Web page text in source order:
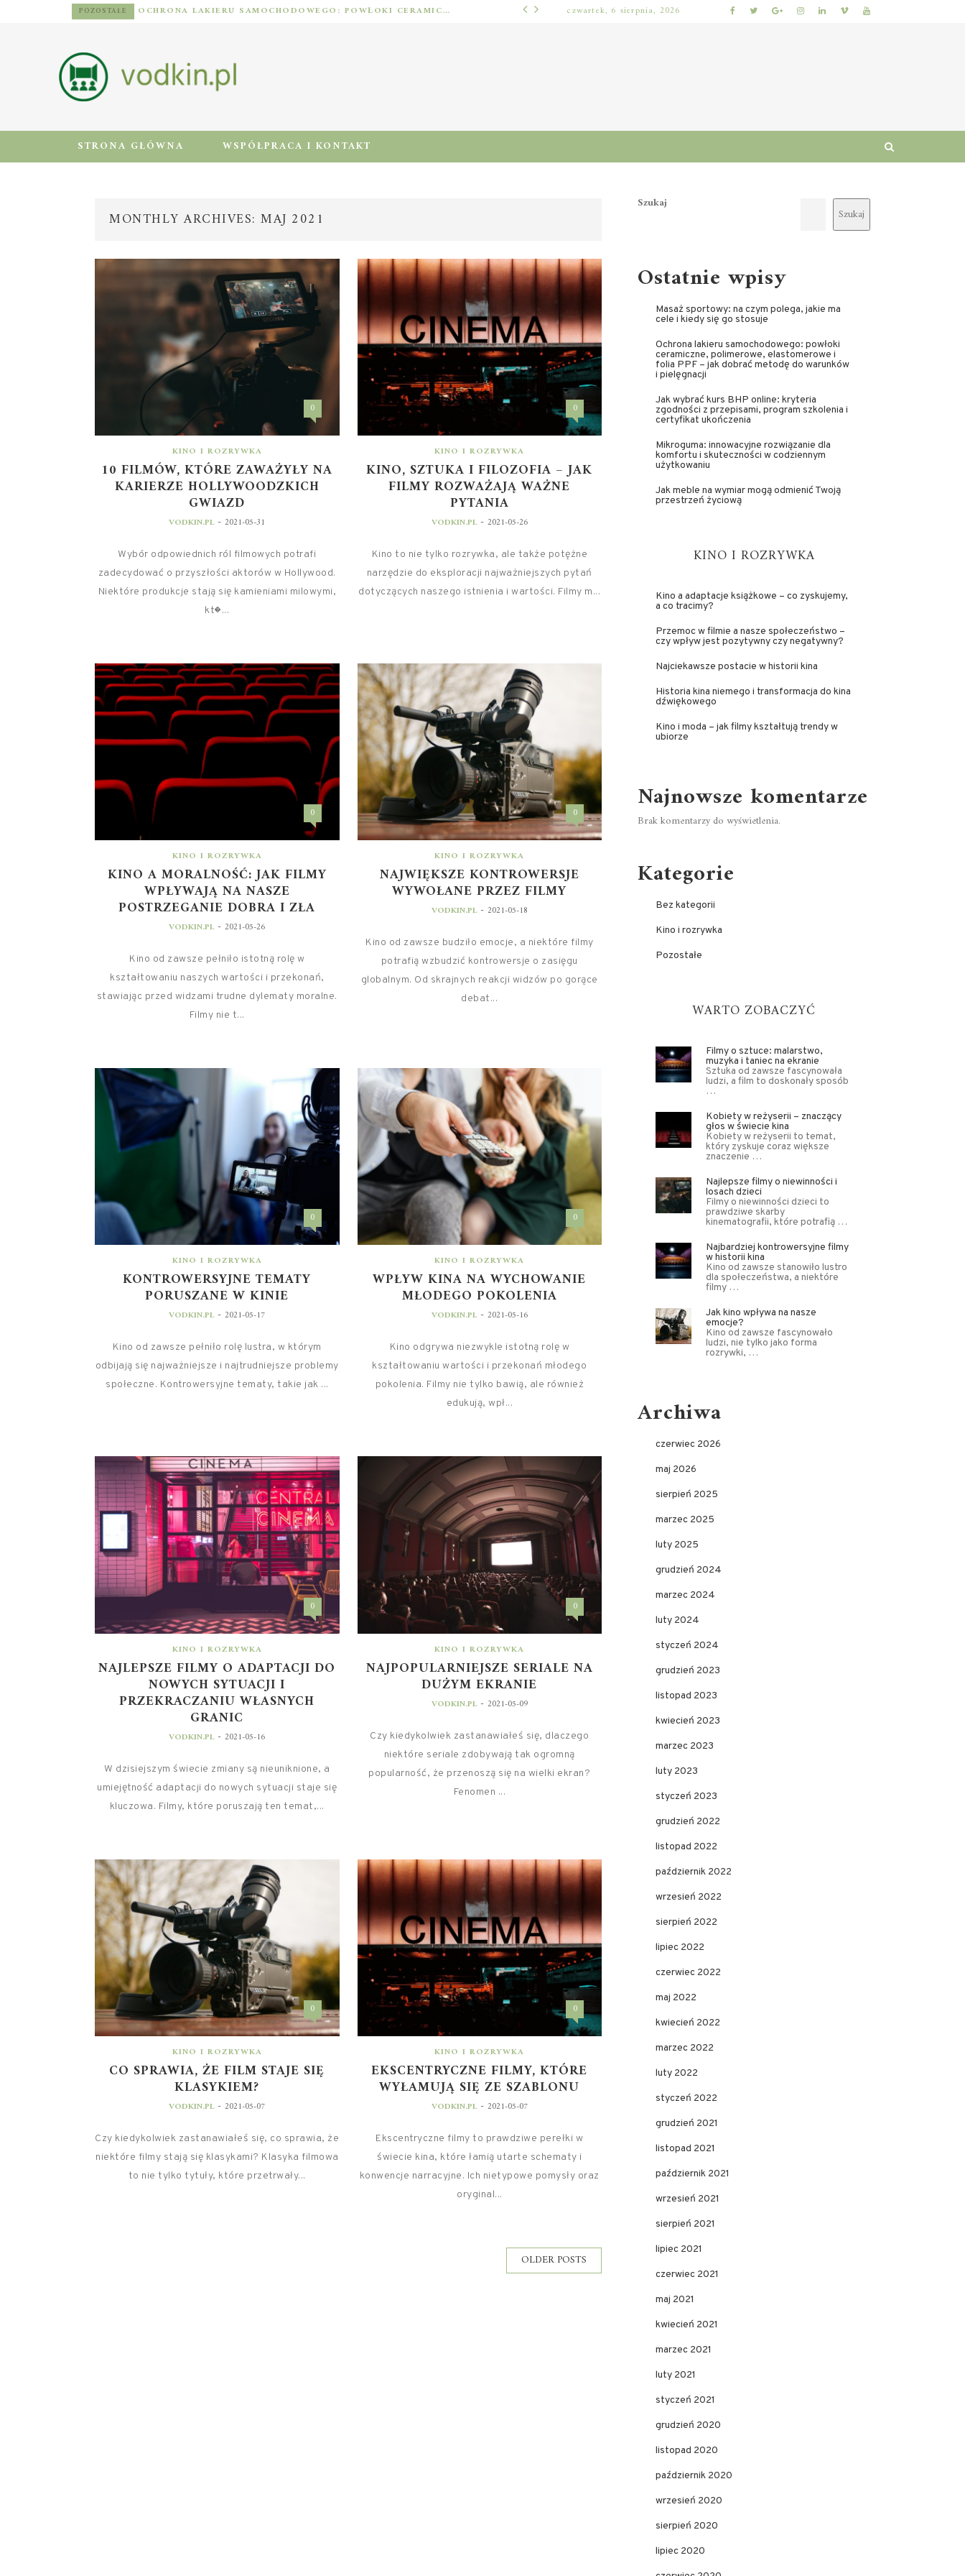
POZOSTAŁE OCHRONA LAKIERU SAMOCHODOWEGO: POWŁOKI CERAMICZNE, POLIMEROWE, ELASTOMEROWE I FOLIA PPF – JAK DOBRAĆ METODĘ DO WARUNKÓW I PIELĘGNACJI BEZ KATEGORII
czwartek, 6 sierpnia, 2026
STRONA GŁÓWNA WSPÓŁPRACA I KONTAKT
MONTHLY ARCHIVES: MAJ 2021
0
KINO I ROZRYWKA
10 FILMÓW, KTÓRE ZAWAŻYŁY NA
KARIERZE HOLLYWOODZKICH
GWIAZD
VODKIN.PL - 2021-05-31
Wybór odpowiednich ról filmowych potrafi
zadecydować o przyszłości aktorów w Hollywood.
Niektóre produkcje stają się kamieniami milowymi,
kt�...
0
KINO I ROZRYWKA
KINO, SZTUKA I FILOZOFIA – JAK
FILMY ROZWAŻAJĄ WAŻNE
PYTANIA
VODKIN.PL - 2021-05-26
Kino to nie tylko rozrywka, ale także potężne
narzędzie do eksploracji najważniejszych pytań
dotyczących naszego istnienia i wartości. Filmy m...
0
KINO I ROZRYWKA
KINO A MORALNOŚĆ: JAK FILMY
WPŁYWAJĄ NA NASZE
POSTRZEGANIE DOBRA I ZŁA
VODKIN.PL - 2021-05-26
Kino od zawsze pełniło istotną rolę w
kształtowaniu naszych wartości i przekonań,
stawiając przed widzami trudne dylematy moralne.
Filmy nie t...
0
KINO I ROZRYWKA
NAJWIĘKSZE KONTROWERSJE
WYWOŁANE PRZEZ FILMY
VODKIN.PL - 2021-05-18
Kino od zawsze budziło emocje, a niektóre filmy
potrafią wzbudzić kontrowersje o zasięgu
globalnym. Od skrajnych reakcji widzów po gorące
debat...
0
KINO I ROZRYWKA
KONTROWERSYJNE TEMATY
PORUSZANE W KINIE
VODKIN.PL - 2021-05-17
Kino od zawsze pełniło rolę lustra, w którym
odbijają się najważniejsze i najtrudniejsze problemy
społeczne. Kontrowersyjne tematy, takie jak ...
0
KINO I ROZRYWKA
WPŁYW KINA NA WYCHOWANIE
MŁODEGO POKOLENIA
VODKIN.PL - 2021-05-16
Kino odgrywa niezwykle istotną rolę w
kształtowaniu wartości i przekonań młodego
pokolenia. Filmy nie tylko bawią, ale również
edukują, wpł...
0
KINO I ROZRYWKA
NAJLEPSZE FILMY O ADAPTACJI DO
NOWYCH SYTUACJI I
PRZEKRACZANIU WŁASNYCH
GRANIC
VODKIN.PL - 2021-05-16
W dzisiejszym świecie zmiany są nieuniknione, a
umiejętność adaptacji do nowych sytuacji staje się
kluczowa. Filmy, które poruszają ten temat,...
0
KINO I ROZRYWKA
NAJPOPULARNIEJSZE SERIALE NA
DUŻYM EKRANIE
VODKIN.PL - 2021-05-09
Czy kiedykolwiek zastanawiałeś się, dlaczego
niektóre seriale zdobywają tak ogromną
popularność, że przenoszą się na wielki ekran?
Fenomen ...
0
KINO I ROZRYWKA
CO SPRAWIA, ŻE FILM STAJE SIĘ
KLASYKIEM?
VODKIN.PL - 2021-05-07
Czy kiedykolwiek zastanawiałeś się, co sprawia, że
niektóre filmy stają się klasykami? Klasyka filmowa
to nie tylko tytuły, które przetrwały...
0
KINO I ROZRYWKA
EKSCENTRYCZNE FILMY, KTÓRE
WYŁAMUJĄ SIĘ ZE SZABLONU
VODKIN.PL - 2021-05-07
Ekscentryczne filmy to prawdziwe perełki w
świecie kina, które łamią utarte schematy i
konwencje narracyjne. Ich nietypowe pomysły oraz
oryginal...
OLDER POSTS
Szukaj
Szukaj
Ostatnie wpisy
Masaż sportowy: na czym polega, jakie ma
cele i kiedy się go stosuje
Ochrona lakieru samochodowego: powłoki
ceramiczne, polimerowe, elastomerowe i
folia PPF – jak dobrać metodę do warunków
i pielęgnacji
Jak wybrać kurs BHP online: kryteria
zgodności z przepisami, program szkolenia i
certyfikat ukończenia
Mikroguma: innowacyjne rozwiązanie dla
komfortu i skuteczności w codziennym
użytkowaniu
Jak meble na wymiar mogą odmienić Twoją
przestrzeń życiową
KINO I ROZRYWKA
Kino a adaptacje książkowe – co zyskujemy,
a co tracimy?
Przemoc w filmie a nasze społeczeństwo –
czy wpływ jest pozytywny czy negatywny?
Najciekawsze postacie w historii kina
Historia kina niemego i transformacja do kina
dźwiękowego
Kino i moda – jak filmy kształtują trendy w
ubiorze
Najnowsze komentarze
Brak komentarzy do wyświetlenia.
Kategorie
Bez kategorii
Kino i rozrywka
Pozostałe
WARTO ZOBACZYĆ
Filmy o sztuce: malarstwo,
muzyka i taniec na ekranie
Sztuka od zawsze fascynowała
ludzi, a film to doskonały sposób
…
Kobiety w reżyserii – znaczący
głos w świecie kina
Kobiety w reżyserii to temat,
który zyskuje coraz większe
znaczenie …
Najlepsze filmy o niewinności i
losach dzieci
Filmy o niewinności dzieci to
prawdziwe skarby
kinematografii, które potrafią …
Najbardziej kontrowersyjne filmy
w historii kina
Kino od zawsze stanowiło lustro
dla społeczeństwa, a niektóre
filmy …
Jak kino wpływa na nasze
emocje?
Kino od zawsze fascynowało
ludzi, nie tylko jako forma
rozrywki, …
Archiwa
czerwiec 2026
maj 2026
sierpień 2025
marzec 2025
luty 2025
grudzień 2024
marzec 2024
luty 2024
styczeń 2024
grudzień 2023
listopad 2023
kwiecień 2023
marzec 2023
luty 2023
styczeń 2023
grudzień 2022
listopad 2022
październik 2022
wrzesień 2022
sierpień 2022
lipiec 2022
czerwiec 2022
maj 2022
kwiecień 2022
marzec 2022
luty 2022
styczeń 2022
grudzień 2021
listopad 2021
październik 2021
wrzesień 2021
sierpień 2021
lipiec 2021
czerwiec 2021
maj 2021
kwiecień 2021
marzec 2021
luty 2021
styczeń 2021
grudzień 2020
listopad 2020
październik 2020
wrzesień 2020
sierpień 2020
lipiec 2020